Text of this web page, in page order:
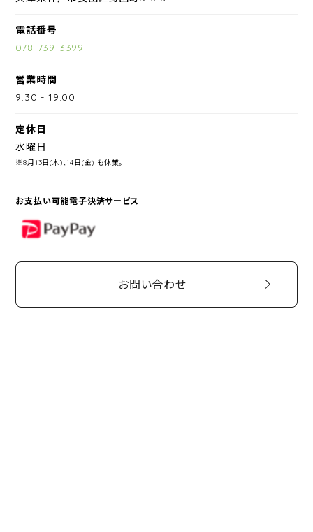
電話番号
078-739-3399
営業時間
9:30 -19:00
定休日
水曜日
※8月13日(木)、14日(金) も休業。
お支払い可能電子決済サービス
PayPay
お問い合わせ